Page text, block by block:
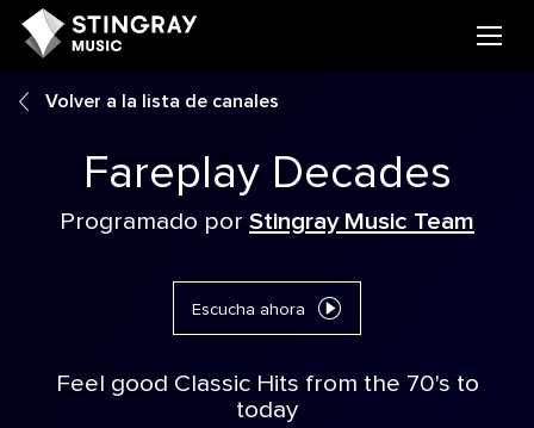
Volver a la lista de canales
Fareplay Decades
Programado por Stingray Music Team
Escucha ahora
Feel good Classic Hits from the 70's to
today